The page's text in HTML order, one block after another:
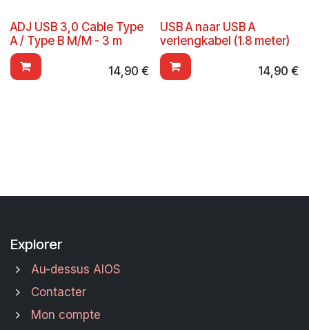
ADJ USB 3,0 Cable Type
A / Type B M/M - 3 m
14,90 €
USB A naar USB A
verlengkabel (1.8 meter)
14,90 €
Explorer
Au-dessus AIOS
Contacter
Mon compte